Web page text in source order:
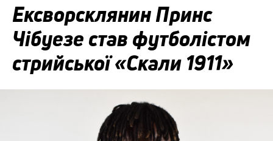
Ексворсклянин Принс
Чібуезе став футболістом
стрийської «Скали 1911»